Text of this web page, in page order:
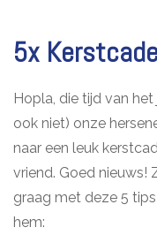
5x
Hopla, die tijd van
ook niet) onze
naar een leuk
vriend. Goed nieuws!
graag met deze 5
hem: